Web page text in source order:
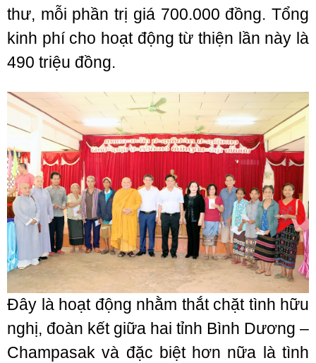
thư, mỗi phần trị giá 700.000 đồng. Tổng
kinh phí cho hoạt động từ thiện lần này là
490 triệu đồng.
Đây là hoạt động nhằm thắt chặt tình hữu
nghị, đoàn kết giữa hai tỉnh Bình Dương –
Champasak và đặc biệt hơn nữa là tình